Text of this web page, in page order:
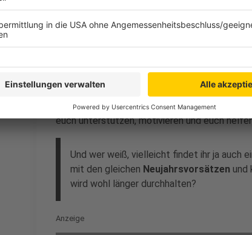
7. Vorsätze teilen
Erzählt euren Freunden und
euch unterstützen, motivieren und euch
Und wer weiß, vielleicht findet ihr ja auch
mit den gleichen Neujahrsvorsätzen und
wird wohl länger durchhalten?
Anzeige